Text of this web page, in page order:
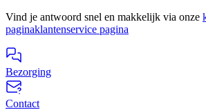
Vind je antwoord snel en makkelijk via onze
paginaklantenservice pagina
Bezorging
Contact